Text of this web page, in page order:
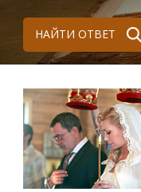
НАЙТИ ОТВЕТ